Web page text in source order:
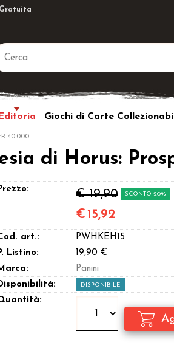
Gratuita
Editoria Giochi di Carte
40.000
di Horus:
€ 19,90 SCONTO 20%
€ 15,92
art.:
PWHKEH15
Listino:
19,90 €
Panini
DISPONIBILE